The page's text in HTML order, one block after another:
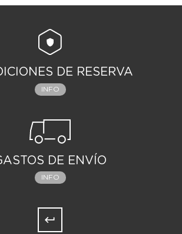
DE RESERVA
INFO
DE ENVÍO
INFO